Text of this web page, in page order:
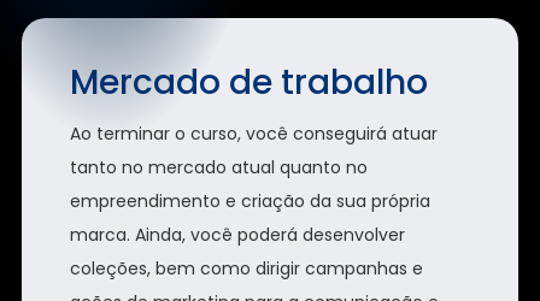
Mercado de trabalho
Ao terminar o curso, você conseguirá atuar
tanto no mercado atual quanto no
empreendimento e criação da sua própria
marca. Ainda, você poderá desenvolver
coleções, bem como dirigir campanhas e